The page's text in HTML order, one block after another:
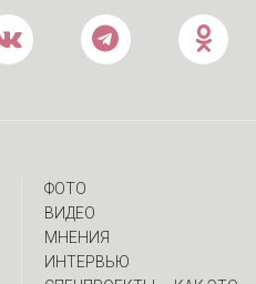
ФОТО
ВИДЕО
МНЕНИЯ
ИНТЕРВЬЮ